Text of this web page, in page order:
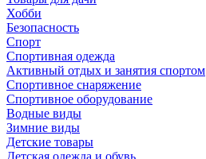
Хобби
Безопасность
Спорт
Спортивная одежда
Активный отдых и занятия спортом
Спортивное снаряжение
Спортивное оборудование
Водные виды
Зимние виды
Детские товары
Детская одежда и обувь